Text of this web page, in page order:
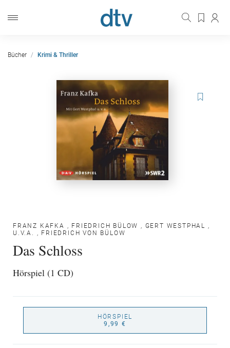
Bücher Krimi & Thriller
FRANZ KAFKA , FRIEDRICH BÜLOW , GERT WESTPHAL ,
U.V.A.
, FRIEDRICH VON BÜLOW
Das Schloss
Hörspiel (1 CD)
HÖRSPIEL
9,99 €